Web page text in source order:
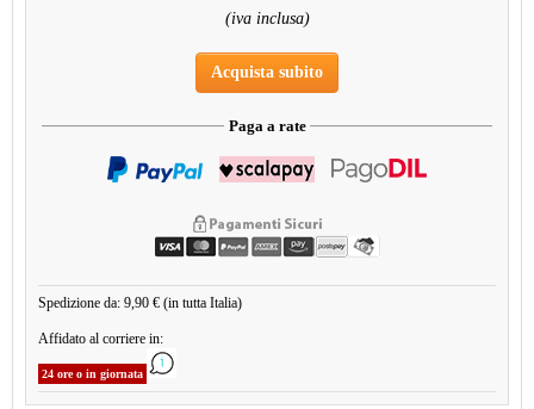
(iva inclusa)
Acquista subito
Paga a rate
Spedizione da: 9,90 € (in tutta Italia)
Affidato al corriere in:
24 ore o in giornata